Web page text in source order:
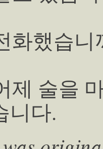
화했습
제 술을
니다.